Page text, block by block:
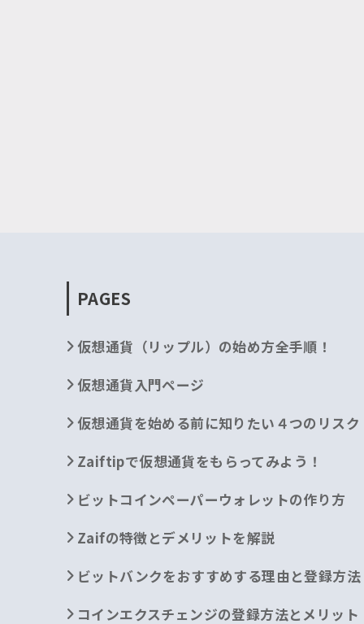
PAGES
仮想通貨（リップル）の始め方全手順！
仮想通貨入門ページ
仮想通貨を始める前に知りたい４つのリスク
Zaiftipで仮想通貨をもらってみよう！
ビットコインペーパーウォレットの作り方
Zaifの特徴とデメリットを解説
ビットバンクをおすすめする理由と登録方法
コインエクスチェンジの登録方法とメリット